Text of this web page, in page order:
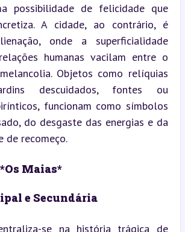
possibilidade de felicidade que
A cidade, ao contrário, é
onde a superficialidade
humanas vacilam entre o
Objetos como relíquias
descuidados, fontes ou
funcionam como símbolos
do desgaste das energias e da
de recomeço.
Maias*
e Secundária
se na história trágica de